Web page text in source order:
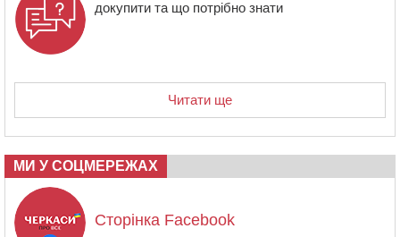
докупити та що потрібно знати
Читати ще
МИ У СОЦМЕРЕЖАХ
Сторінка Facebook